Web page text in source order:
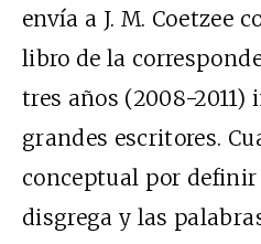
envía a J. M. Coetzee
libro de la
tres años (2008-
grandes escritores.
conceptual por
disgrega y las